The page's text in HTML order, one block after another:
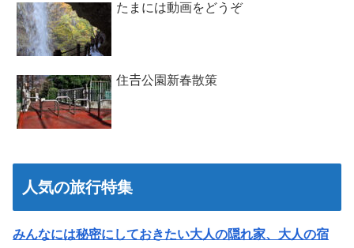
たまには動画をどうぞ
住𠮷公園新春散策
人気の旅行特集
みんなには秘密にしておきたい大人の隠れ家、大人の宿